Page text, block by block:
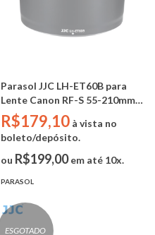
Parasol JJC LH-ET60B para
Lente Canon RF-S 55-210mm
F5-7.1 IS STM (Substitui
Canon ET-60B)
R$179,10 à vista no
boleto/depósito.
ou R$199,00em até 10x.
PARASOL
ESGOTADO